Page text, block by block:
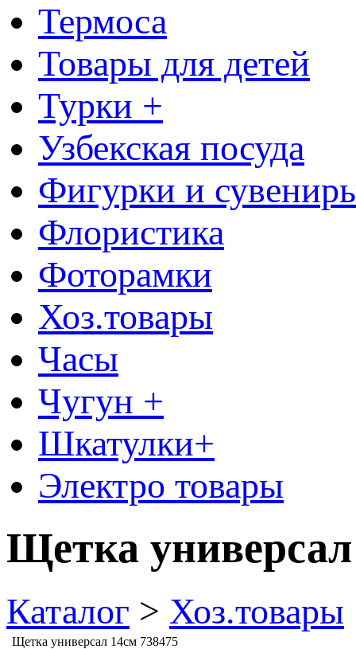
Термоса
Товары для детей
Турки +
Узбекская посуда
Фигурки и
Флористика
Фоторамки
Хоз.товары
Часы
Чугун +
Шкатулки+
Электро товары
Щетка
Каталог > Хоз.товары
Щетка универсал 14см 738475